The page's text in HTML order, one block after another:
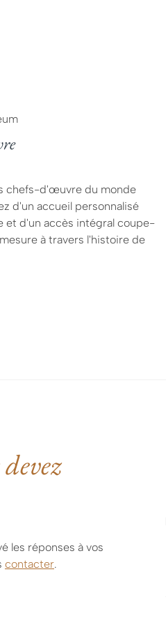
chefs-d'œuvre du monde
d'un accueil personnalisé
et d'un accès intégral coupe-
à travers l'histoire de
les réponses à vos
contacter.